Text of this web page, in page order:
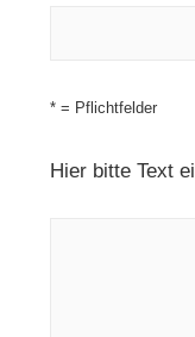
* = Pflichtfelder
Hier bitte Text